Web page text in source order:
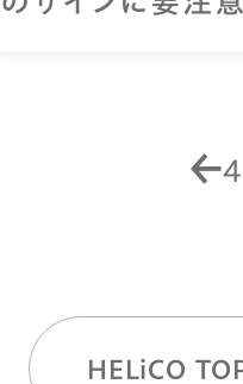
4
HELiCO